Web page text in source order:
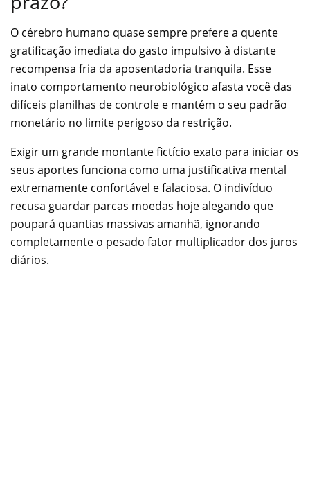
O cérebro humano quase sempre prefere a quente
gratificação imediata do gasto impulsivo à distante
recompensa fria da aposentadoria tranquila. Esse
inato comportamento neurobiológico afasta você das
difíceis planilhas de controle e mantém o seu padrão
monetário no limite perigoso da restrição.
Exigir um grande montante fictício exato para iniciar os
seus aportes funciona como uma justificativa mental
extremamente confortável e falaciosa. O indivíduo
recusa guardar parcas moedas hoje alegando que
poupará quantias massivas amanhã, ignorando
completamente o pesado fator multiplicador dos juros
diários.